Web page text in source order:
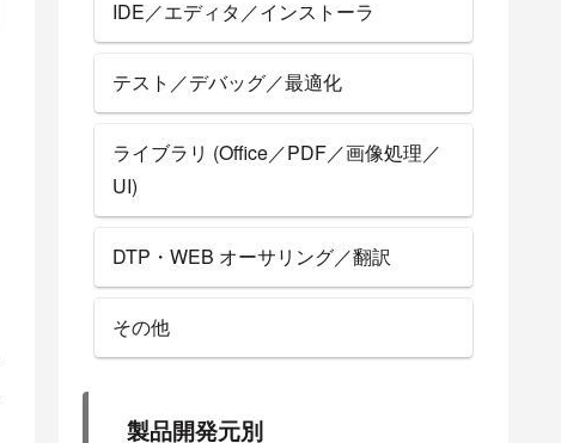
IDE／エディタ／インストーラ
テスト／デバッグ／最適化
ライブラリ (Office／PDF／画像処理／
UI)
DTP・WEB オーサリング／翻訳
その他
製品開発元別